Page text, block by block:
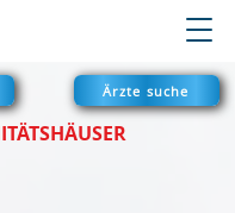
Ärzte suche